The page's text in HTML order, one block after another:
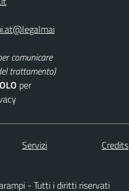
comunicare
trattamento)
per
Servizi Credits
- Tutti i diritti riservati